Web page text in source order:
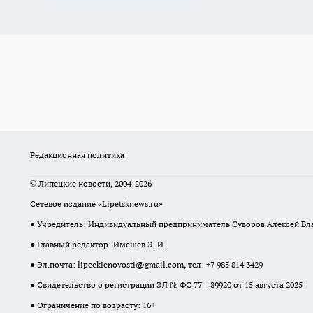
Редакционная политика
© Липецкие новости, 2004-2026
Сетевое издание «Lipetsknews.ru»
● Учредитель: Индивидуальный предприниматель Суворов Алексей
● Главный редактор: Имешев Э. И.
● Эл.почта: lipeckienovosti@gmail.com, тел: +7 985 814 3429
● Свидетельство о регистрации ЭЛ № ФС 77 – 89920 от 15 августа 2025
● Ограничение по возрасту: 16+